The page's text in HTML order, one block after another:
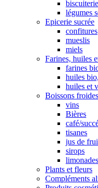
légumes
Epicerie sucrée
confitures
mueslis
miels
Farines, huiles
farines
huiles
huiles et
Boissons
vins
Bières
café/
tisanes
jus de
sirops
limonades
Plants et fleurs
Compléments